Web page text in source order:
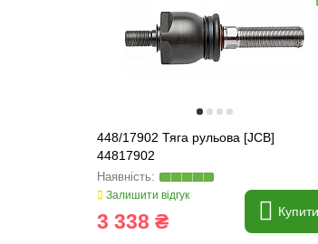
448/17902 Тяга рульова [JCB]
44817902
Залишити відгук
3 338 ₴ Купити